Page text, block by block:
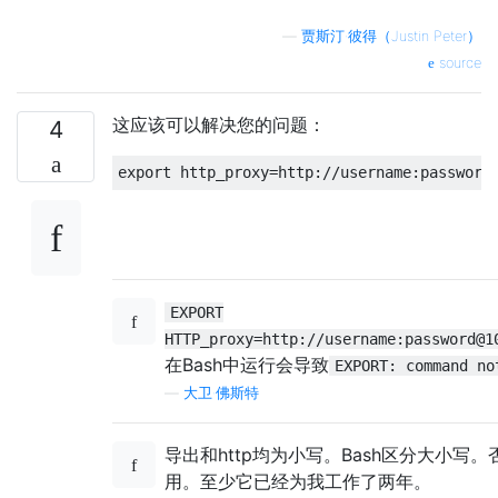
贾斯汀·彼得（Justin Peter）
source
4 这应该可以解决您的问题：
EXPORT
HTTP_proxy=http://
在Bash中运行会导致 EXPORT: command
大卫·佛斯特
导出和http均为小写。Bash区分大小写。
用。至少它已经为我工作了两年。